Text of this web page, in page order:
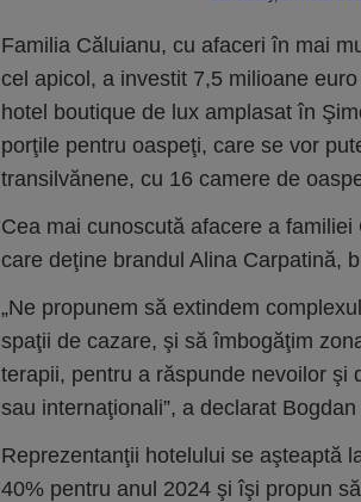
Familia Căluianu, cu afaceri în mai
cel apicol, a investit 7,5 milioane
hotel boutique de lux amplasat în
porţile pentru oaspeţi, care se vor
transilvănene, cu 16 camere de
Cea mai cunoscută afacere a
care deţine brandul Alina Carpatină,
„Ne propunem să extindem
spaţii de cazare, şi să îmbogăţim
terapii, pentru a răspunde nevoilor şi
sau internaţionali”, a declarat
Reprezentanţii hotelului se aşteaptă
40% pentru anul 2024 şi îşi propun